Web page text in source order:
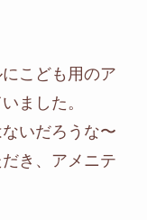
こども用のア
ました。
いだろうな〜
き、アメニテ